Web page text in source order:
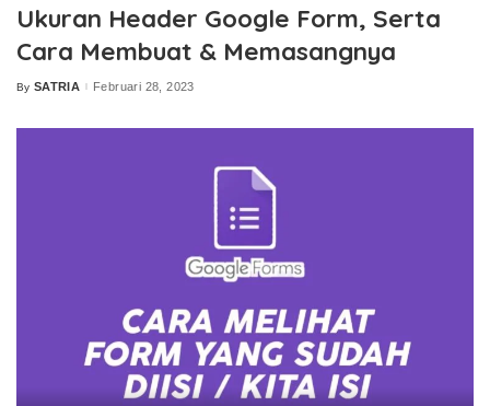
Ukuran Header Google Form, Serta
Cara Membuat & Memasangnya
Posted
By SATRIA Februari 28, 2023